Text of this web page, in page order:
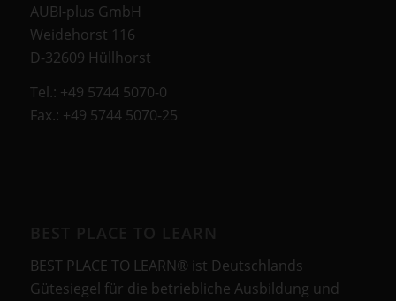
AUBI-plus GmbH
Weidehorst 116
D-32609 Hüllhorst
Tel.: +49 5744 5070-0
Fax.: +49 5744 5070-25
BEST PLACE TO LEARN® ist Deutschlands
Gütesiegel für die betriebliche Ausbildung und